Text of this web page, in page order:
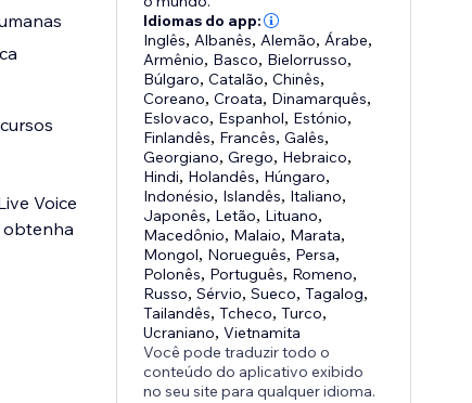
Voice
obtenha
Idiomas do app:
Inglês, Albanês, Alemão, Árabe,
Armênio, Basco, Bielorrusso,
Búlgaro,Catalão,Chinês,
Coreano,Croata, Dinamarquês,
Eslovaco, Espanhol, Estónio,
Finlandês, Francês,Galês,
Georgiano,Grego, Hebraico,
Hindi, Holandês, Húngaro,
Indonésio, Islandês, Italiano,
Japonês, Letão, Lituano,
Macedônio, Malaio, Marata,
Mongol, Norueguês, Persa,
Polonês, Português, Romeno,
Russo,Sérvio,Sueco,Tagalog,
Tailandês,Tcheco,Turco,
Ucraniano,Vietnamita
Você pode traduzir todo o
conteúdo do aplicativo exibido
no seu site para qualquer idioma.